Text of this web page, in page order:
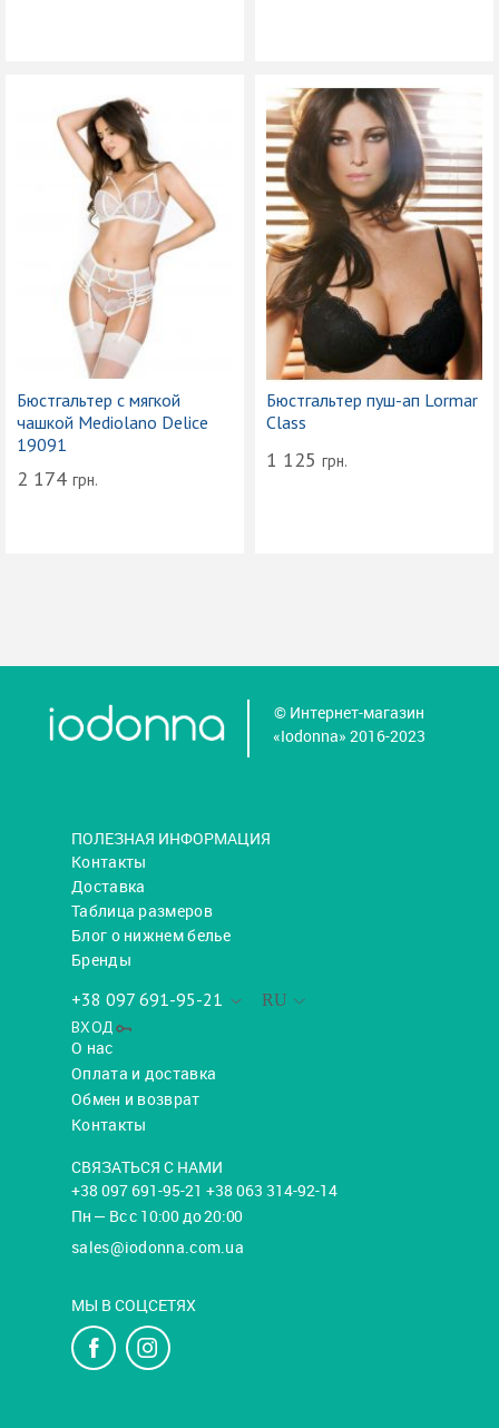
Бюстгальтер с мягкой
чашкой Mediolano Delice
19091
2 174 грн.
Бюстгальтер пуш-ап Lormar
Class
1 125 грн.
© Интернет-магазин
«Iodonna» 2016-2023
ПОЛЕЗНАЯ ИНФОРМАЦИЯ
Контакты
Доставка
Таблица размеров
Блог о нижнем белье
Бренды
RU
+38 097 691-95-21
ВХОД
О нас
Оплата и доставка
Обмен и возврат
Контакты
СВЯЗАТЬСЯ С НАМИ
+38 097 691-95-21 +38 063 314-92-14
Пн — Вс с 10:00 до 20:00
sales@iodonna.com.ua
МЫ В СОЦСЕТЯХ